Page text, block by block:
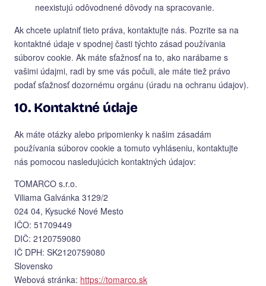
neexistujú odôvodnené dôvody na spracovanie.
Ak chcete uplatniť tieto práva, kontaktujte nás. Pozrite sa na
kontaktné údaje v spodnej časti týchto zásad používania
súborov cookie. Ak máte sťažnosť na to, ako narábame s
vašimi údajmi, radi by sme vás počuli, ale máte tiež právo
podať sťažnosť dozornému orgánu (úradu na ochranu údajov).
10. Kontaktné údaje
Ak máte otázky alebo pripomienky k našim zásadám
používania súborov cookie a tomuto vyhláseniu, kontaktujte
nás pomocou nasledujúcich kontaktných údajov:
TOMARCO s.r.o.
Viliama Galvánka 3129/2
024 04, Kysucké Nové Mesto
IČO: 51709449
DIČ: 2120759080
IČ DPH: SK2120759080
Slovensko
Webová stránka: https://tomarco.sk